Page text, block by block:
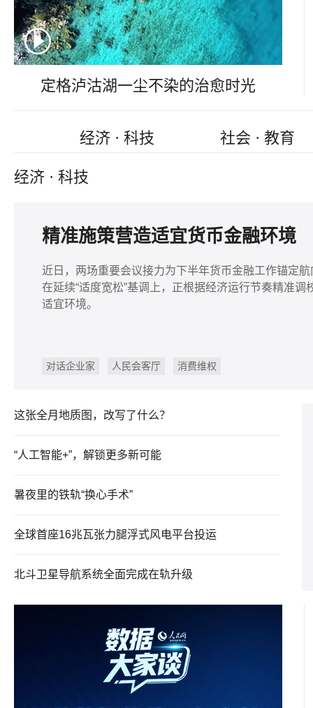
定格泸沽湖一尘不染的治愈时光
经济 · 科技 社会 · 教育
经济 · 科技
精准施策营造适宜货币金融环境
近日，两场重要会议接力为下半年货币金融工作锚定
在延续“适度宽松”基调上，正根据经济运行节奏精准
适宜环境。
对话企业家 人民会客厅 消费维权
这张全月地质图，改写了什么？
“人工智能+”，解锁更多新可能
暑夜里的铁轨“换心手术”
全球首座16兆瓦张力腿浮式风电平台投运
北斗卫星导航系统全面完成在轨升级